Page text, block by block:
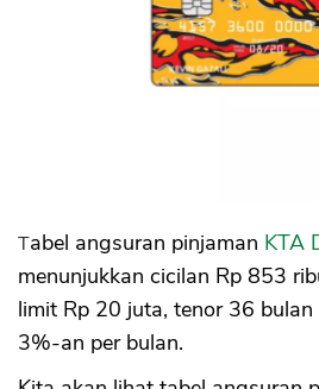
Asuransi Syariah
Tabel angsuran pinjaman KTA
menunjukkan cicilan Rp 853
limit Rp 20 juta, tenor 36
3%-an per bulan.